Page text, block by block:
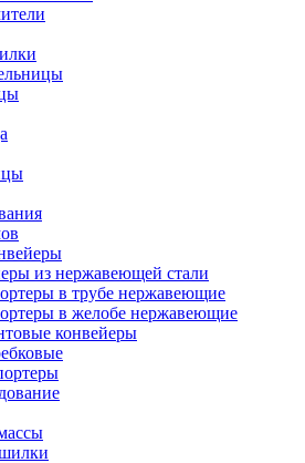
из нержавеющей стали
в трубе нержавеющие
в желобе нержавеющие
конвейеры